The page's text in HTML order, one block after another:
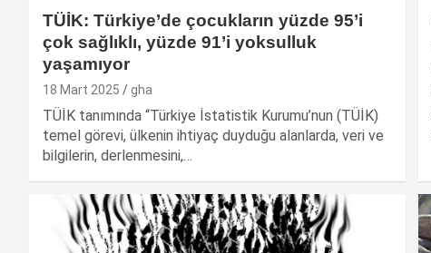
TÜİK: Türkiye’de çocukların yüzde 95’i
çok sağlıklı, yüzde 91’i yoksulluk
yaşamıyor
18 Mart 2025 gha
TÜİK tanımında “Türkiye İstatistik Kurumu’nun (TÜİK)
temel görevi, ülkenin ihtiyaç duyduğu alanlarda, veri ve
bilgilerin, derlenmesini,…